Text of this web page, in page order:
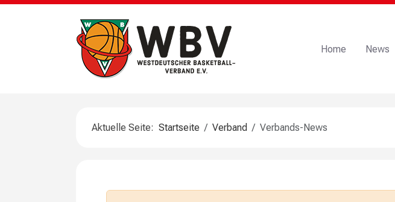
Home News
Aktuelle Seite: Startseite Verband Verbands-News